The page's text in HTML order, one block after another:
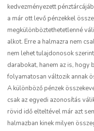
kedvezményezett
a már ott levő pénzekkel
megkülönböztethetetlenné
alkot. Erre a halmazra nem
nem lehet tulajdonosok
darabokat, hanem az is, hogy
folyamatosan változik annak
A különböző pénzek
csak az egyedi azonosítás
rövid idő elteltével már azt
halmazban kinek milyen